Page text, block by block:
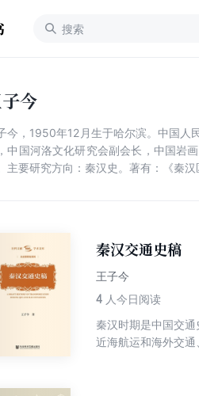
子今
今，1950年12月生于哈尔滨。中国人
中国河洛文化研究会副会长，中国岩
主要研究方向：秦汉史。著有：《秦
秦汉交通史稿
王子今
4 人今日阅读
秦汉时期是中国交
近海航运和海外交